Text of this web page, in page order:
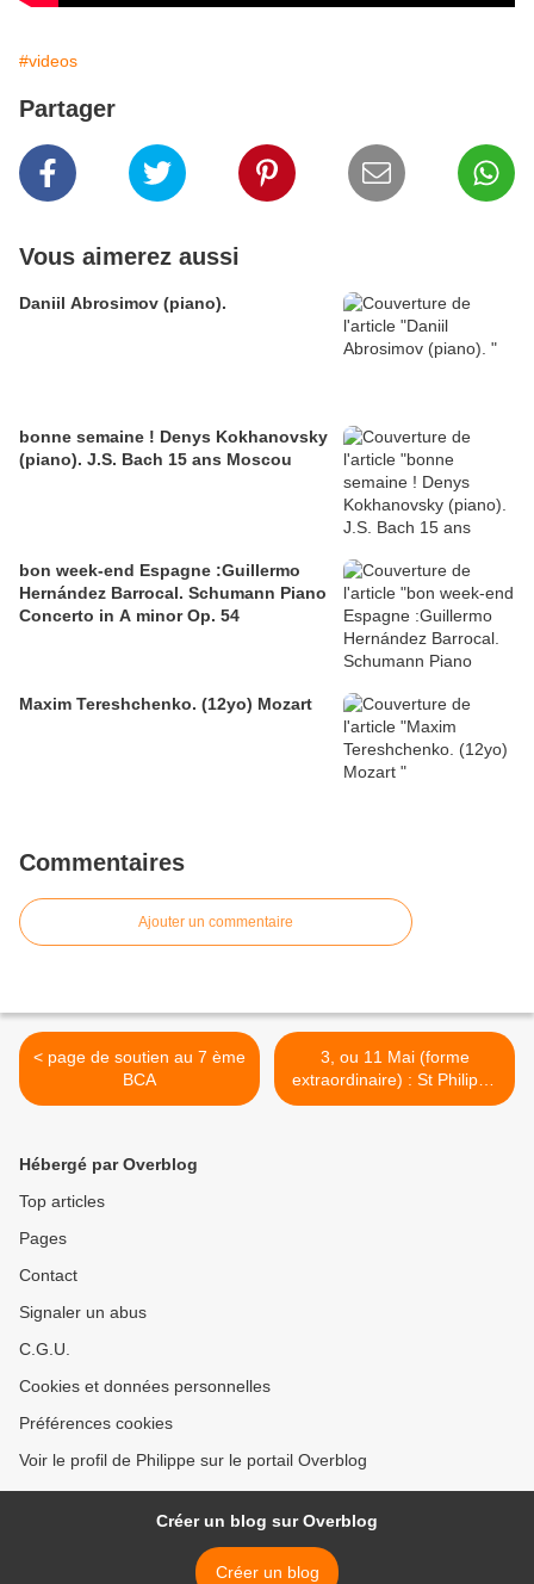
#videos
Partager
Vous aimerez aussi
Daniil Abrosimov (piano).
bonne semaine ! Denys Kokhanovsky
(piano). J.S. Bach 15 ans Moscou
bon week-end Espagne :Guillermo
Hernández Barrocal. Schumann Piano
Concerto in A minor Op. 54
Maxim Tereshchenko. (12yo) Mozart
Commentaires
Ajouter un commentaire
< page de soutien au 7 ème
BCA
3, ou 11 Mai (forme
extraordinaire) : St Philippe
>
Hébergé par Overblog
Top articles
Pages
Contact
Signaler un abus
C.G.U.
Cookies et données personnelles
Préférences cookies
Voir le profil de Philippe sur le portail Overblog
Créer un blog sur Overblog
Créer un blog